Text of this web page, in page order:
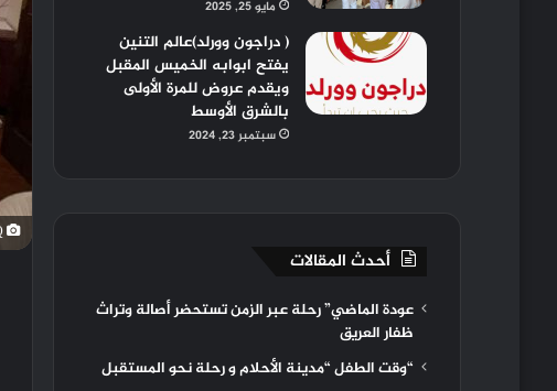
Ck0KS1NuYXBjaGF0LzEzLjU0LjAuNTcgKFRFQ05PIEtMOGg7IEFuZHJvaWQgMTQjMjUwMjI1VjYxNiMzNDsgZ3ppcCkgVi9NVVNIUk9PTQ==
مايو 25, 2025
( دراجون وورلد)عالم التنين
يفتح ابوابه الخميس المقبل
ويقدم عروض للمرة الأولى
بالشرق الأوسط
سبتمبر 23, 2024
أحدث المقالات
عودة الماضي” رحلة عبر الزمن تستحضر أصالة وتراث
ظفار العريق
“وقت الطفل “مدينة الأحلام و رحلة نحو المستقبل